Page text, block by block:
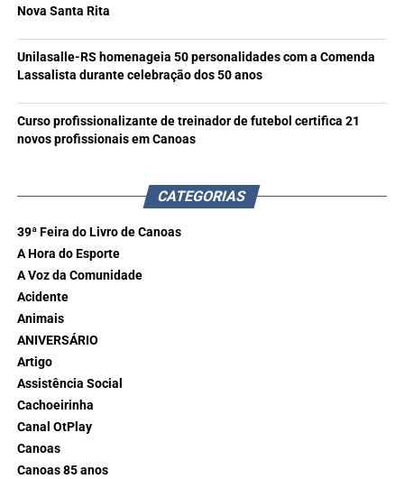
Nova Santa Rita
Unilasalle-RS homenageia 50 personalidades com a Comenda
Lassalista durante celebração dos 50 anos
Curso profissionalizante de treinador de futebol certifica 21
novos profissionais em Canoas
CATEGORIAS
39ª Feira do Livro de Canoas
A Hora do Esporte
A Voz da Comunidade
Acidente
Animais
ANIVERSÁRIO
Artigo
Assistência Social
Cachoeirinha
Canal OtPlay
Canoas
Canoas 85 anos